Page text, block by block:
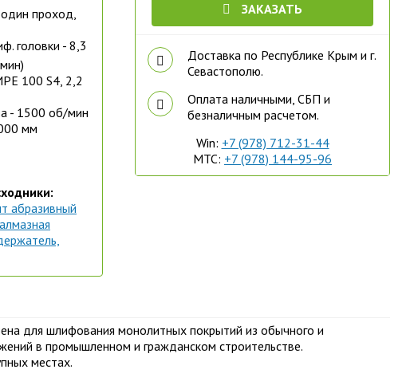
ЗАКАЗАТЬ
Доставка по Республике Крым и г.
Севастополю.
Оплата наличными, СБП и
безналичным расчетом.
Win: +7 (978) 712-31-44
МТС: +7 (978) 144-95-96
проход,
головки - 8,3
100 S4, 2,2
- 1500 об/мин
мм
абразивный
для шлифования монолитных покрытий из обычного и
в промышленном и гражданском строительстве.
местах.